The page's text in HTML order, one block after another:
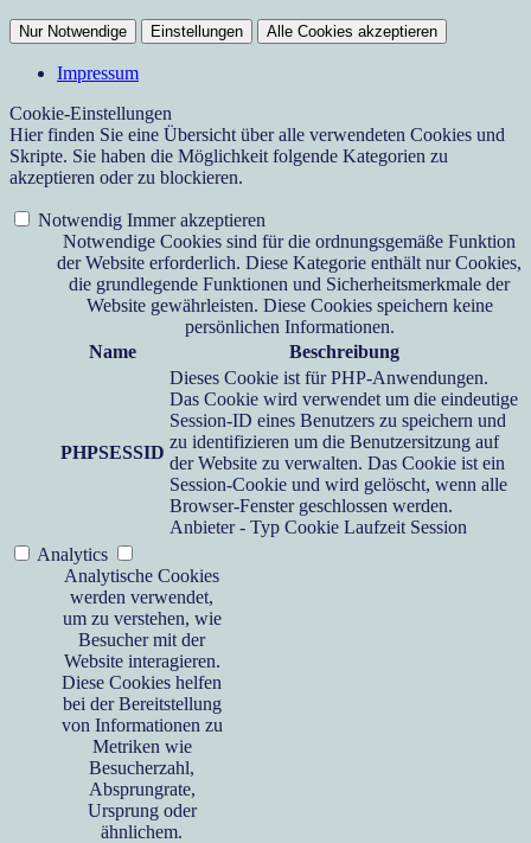
Nur Notwendige Einstellungen Alle Cookies akzeptieren
Impressum
Cookie-Einstellungen
Hier finden Sie eine Übersicht über alle verwendeten Cookies und
Skripte. Sie haben die Möglichkeit folgende Kategorien zu
akzeptieren oder zu blockieren.
Notwendig Immer akzeptieren
Notwendige Cookies sind für die ordnungsgemäße Funktion
der Website erforderlich. Diese Kategorie enthält nur Cookies,
die grundlegende Funktionen und Sicherheitsmerkmale der
Website gewährleisten. Diese Cookies speichern keine
persönlichen Informationen.
Name
Beschreibung
PHPSESSID
Dieses Cookie ist für PHP-Anwendungen.
Das Cookie wird verwendet um die eindeutige
Session-ID eines Benutzers zu speichern und
zu identifizieren um die Benutzersitzung auf
der Website zu verwalten. Das Cookie ist ein
Session-Cookie und wird gelöscht, wenn alle
Browser-Fenster geschlossen werden.
Anbieter - Typ Cookie Laufzeit Session
Analytics
Analytische Cookies
werden verwendet,
um zu verstehen, wie
Besucher mit der
Website interagieren.
Diese Cookies helfen
bei der Bereitstellung
von Informationen zu
Metriken wie
Besucherzahl,
Absprungrate,
Ursprung oder
ähnlichem.